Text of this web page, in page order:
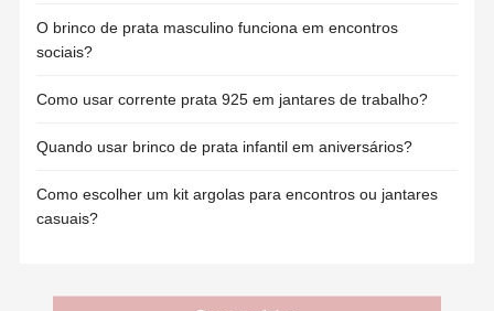
O brinco de prata masculino funciona em encontros
sociais?
Como usar corrente prata 925 em jantares de trabalho?
Quando usar brinco de prata infantil em aniversários?
Como escolher um kit argolas para encontros ou jantares
casuais?